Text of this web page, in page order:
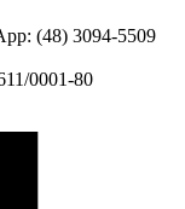
(48) 3094-5509
0001-80